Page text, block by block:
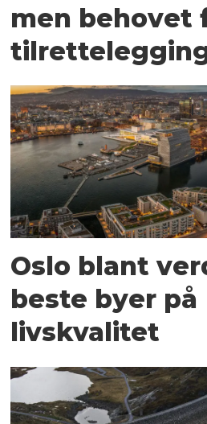
men behovet
Oslo blant
beste byer på
livskvalitet